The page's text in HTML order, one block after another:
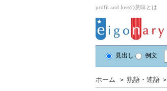
profit and lossの意味とは
見出し 例文
ホーム ＞ 熟語・連語 ＞